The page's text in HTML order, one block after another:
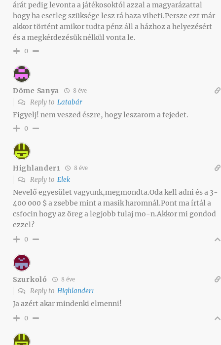
árát pedig levonta a játékosoktól azzal a magyarázattal
hogy ha esetleg szüksége lesz rá haza viheti.Persze ezt már
akkor történt amikor tudta pénz áll a házhoz a helyezésért
és a megkérdezésük nélkül vonta le.
0
Döme Sanya 8 éve
Reply to Latabár
Figyelj! nem veszed észre, hogy leszarom a fejedet.
0
Highlander1 8 éve
Reply to Elek
Nevelő egyesület vagyunk,megmondta.Oda kell adni és a 3-
400 000 $ a zsebbe mint a masik haromnál.Pont ma írtál a
csfocin hogy az öreg a legjobb tulaj mo-n.Akkor mi gondod
ezzel?
0
Szurkoló 8 éve
Reply to Highlander1
Ja azért akar mindenki elmenni!
0